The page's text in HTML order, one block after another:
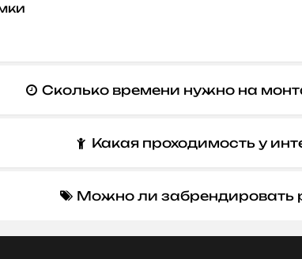
 Сколько времени нужно на
 Какая проходимость у
 Можно ли забрендировать